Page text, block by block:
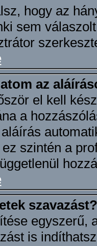
hogy az
sem
az
el kell
a
szintén a
szavazást?
egyszerű,
is